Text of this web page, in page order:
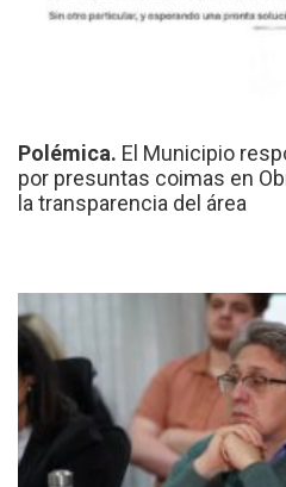
Polémica. El Municipio
por presuntas coimas en
la transparencia del área